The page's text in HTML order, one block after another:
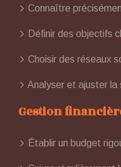
Connaître
Définir des objectifs
Choisir des réseaux
Analyser et ajuster la
Gestion
Établir un budget